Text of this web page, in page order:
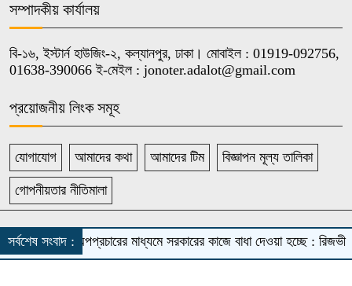
১০
সম্পাদকীয় কার্যালয়
বি-১৬, ইস্টার্ন হাউজিং-২, কল্যানপুর, ঢাকা। মোবাইল : 01919-092756,
01638-390066 ই-মেইল : jonoter.adalot@gmail.com
প্রয়োজনীয় লিংক সমূহ
যোগাযোগ আমাদের কথা আমাদের টিম বিজ্ঞাপন মূল্য তালিকা
গোপনীয়তার নীতিমালা
সর্বস্বত্ব সংরক্ষিত দৈনিক জনতার আদালত
Theme Developed BYThemesBazar.Com
সর্বশেষ সংবাদ :অপপ্রচারের মাধ্যমে সরকারের কাজে বাধা দেওয়া হচ্ছে : রিজভী